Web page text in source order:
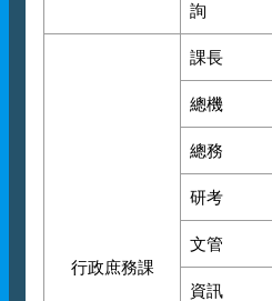
詢
行政庶務課
課長
總機
總務
研考
文管
資訊